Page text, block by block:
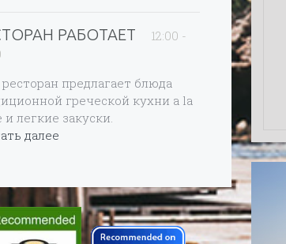
РАБОТАЕТ
12:00 -
предлагает блюда
греческой кухни a la
и легкие закуски.
далее